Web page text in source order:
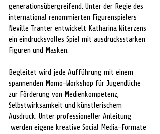
generationsübergreifend. Unter der Regie des
international renommierten Figurenspielers
Neville Tranter entwickelt Katharina Witerzens
ein eindrucksvolles Spiel mit ausdrucksstarken
Figuren und Masken.
Begleitet wird jede Aufführung mit einem
spannenden Momo-Workshop für Jugendliche
zur Förderung von Medienkompetenz,
Selbstwirksamkeit und künstlerischem
Ausdruck. Unter professioneller Anleitung
werden eigene kreative Social Media-Formate